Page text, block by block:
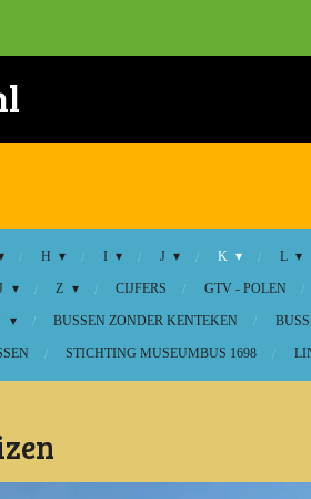
H I J K L
Z CIJFERS GTV - POLEN
BUSSEN ZONDER KENTEKEN
STICHTING MUSEUMBUS 1698